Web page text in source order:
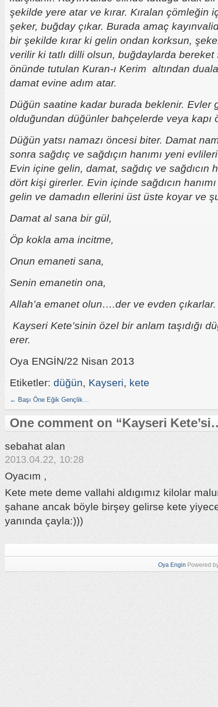
şekilde yere atar ve kırar. Kıralan çömleğin
şeker, buğday çıkar. Burada amaç
bir şekilde kırar ki gelin ondan korksun,
verilir ki tatlı dilli olsun, buğdaylarda bereket
önünde tutulan Kuran-ı Kerim altından
damat evine adım atar.
Düğün saatine kadar burada beklenir. Evler
olduğundan düğünler bahçelerde veya kapı
Düğün yatsı namazı öncesi biter. Damat
sonra sağdıç ve sağdıçın hanımı yeni
Evin içine gelin, damat, sağdıç ve sağdıcın
dört kişi girerler. Evin içinde sağdıcın
gelin ve damadın ellerini üst üste koyar ve
Damat al sana bir gül,
Öp kokla ama incitme,
Onun emaneti sana,
Senin emanetin ona,
Allah’a emanet olun….der ve evden çıkarlar.
Kayseri Kete’sinin özel bir anlam taşıdığı
erer.
Oya ENGİN/22 Nisan 2013
Etiketler: düğün, Kayseri, kete
← Başı Öne Eğik Gençlik…
One comment on “Kayseri
sebahat alan
2013.04.22, 10:28
Oyacım ,
Kete mete deme vallahi aldıgımız kilolar
şahane ancak böyle birşey gelirse kete
yanında çayla:)))
Oya Engin Powered